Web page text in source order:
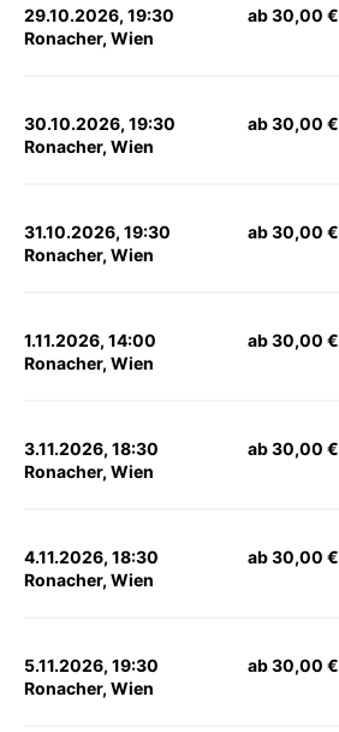
29.10.2026, 19:30
Ronacher, Wien
ab 30,00 €
30.10.2026, 19:30
Ronacher, Wien
ab 30,00 €
31.10.2026, 19:30
Ronacher, Wien
ab 30,00 €
1.11.2026, 14:00
Ronacher, Wien
ab 30,00 €
3.11.2026, 18:30
Ronacher, Wien
ab 30,00 €
4.11.2026, 18:30
Ronacher, Wien
ab 30,00 €
5.11.2026, 19:30
Ronacher, Wien
ab 30,00 €